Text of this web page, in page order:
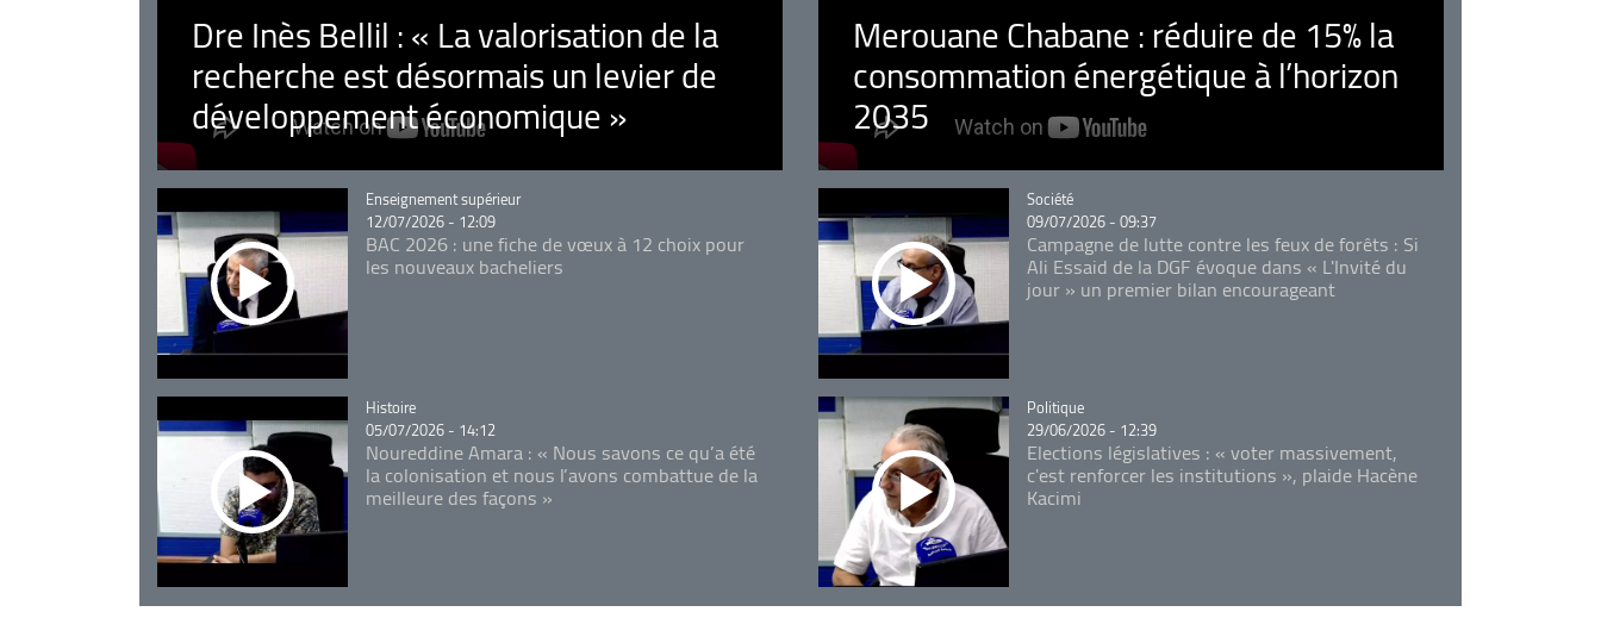
Dre Inès Bellil : « La valorisation de la
recherche est désormais un levier de
développement économique »
Merouane Chabane : réduire de 15% la
consommation énergétique à l’horizon
2035
Catégorie
Enseignement supérieur
12/07/2026 - 12:09
BAC 2026 : une fiche de vœux à 12 choix pour
les nouveaux bacheliers
Catégorie
Société
09/07/2026 - 09:37
Campagne de lutte contre les feux de forêts : Si
Ali Essaid de la DGF évoque dans « L'Invité du
jour » un premier bilan encourageant
Catégorie
Histoire
05/07/2026 - 14:12
Noureddine Amara : « Nous savons ce qu’a été
la colonisation et nous l’avons combattue de la
meilleure des façons »
Catégorie
Politique
29/06/2026 - 12:39
Elections législatives : « voter massivement,
c'est renforcer les institutions », plaide Hacène
Kacimi